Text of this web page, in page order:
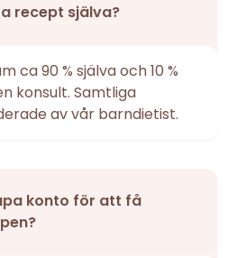
recept själva?
ca 90 % själva och 10 %
konsult. Samtliga
av vår barndietist.
konto för att få